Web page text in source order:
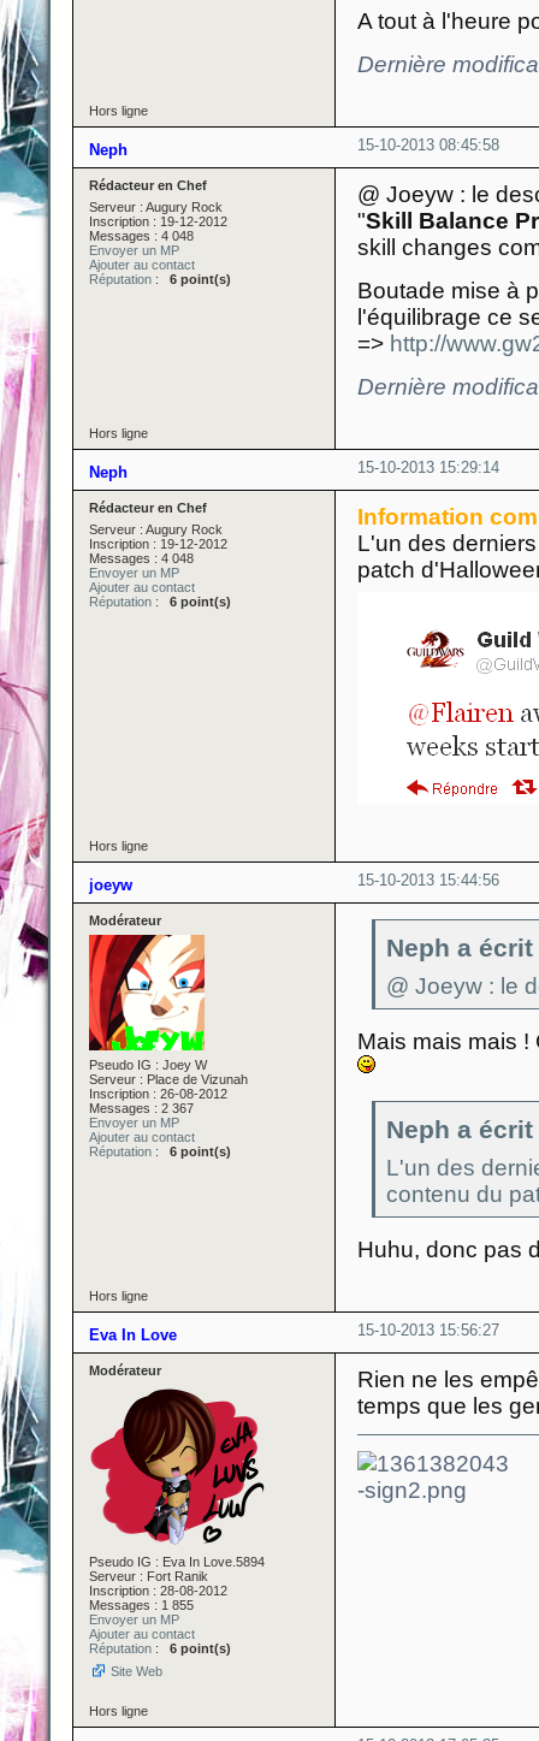
A tout à l'heure
Dernière
Hors ligne
15-10-2013 08:45:58
Neph
Rédacteur en Chef
Serveur : Augury Rock
Inscription : 19-12-2012
Messages : 4 048
Envoyer un MP
Ajouter au contact
Réputation : 6 point(s)
@ Joeyw : le
"Skill Balance
skill changes
Boutade mise à
l'équilibrage ce
=> http://
Dernière
Hors ligne
15-10-2013 15:29:14
Neph
Rédacteur en Chef
Serveur : Augury Rock
Inscription : 19-12-2012
Messages : 4 048
Envoyer un MP
Ajouter au contact
Réputation : 6 point(s)
Information
L'un des
patch
Hors ligne
15-10-2013 15:44:56
joeyw
Modérateur
Pseudo IG : Joey W
Serveur : Place de Vizunah
Inscription : 26-08-2012
Messages : 2 367
Envoyer un MP
Ajouter au contact
Réputation : 6 point(s)
Neph a écrit
@ Joeyw : le
Mais mais mais
Neph a écrit
L'un des
contenu du
Huhu, donc pas
Hors ligne
15-10-2013 15:56:27
Eva In Love
Modérateur
Pseudo IG : Eva In Love.5894
Serveur : Fort Ranik
Inscription : 28-08-2012
Messages : 1 855
Envoyer un MP
Ajouter au contact
Réputation : 6 point(s)
Site Web
Rien ne les
temps que les
Hors ligne